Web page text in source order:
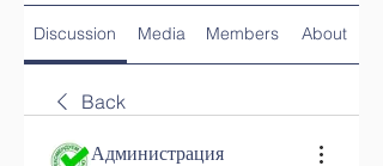
Discussion Media Members About
Back
Администрация